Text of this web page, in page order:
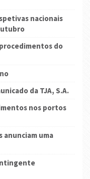
nacionais
do
da TJA, S.A.
nos portos
anunciam uma